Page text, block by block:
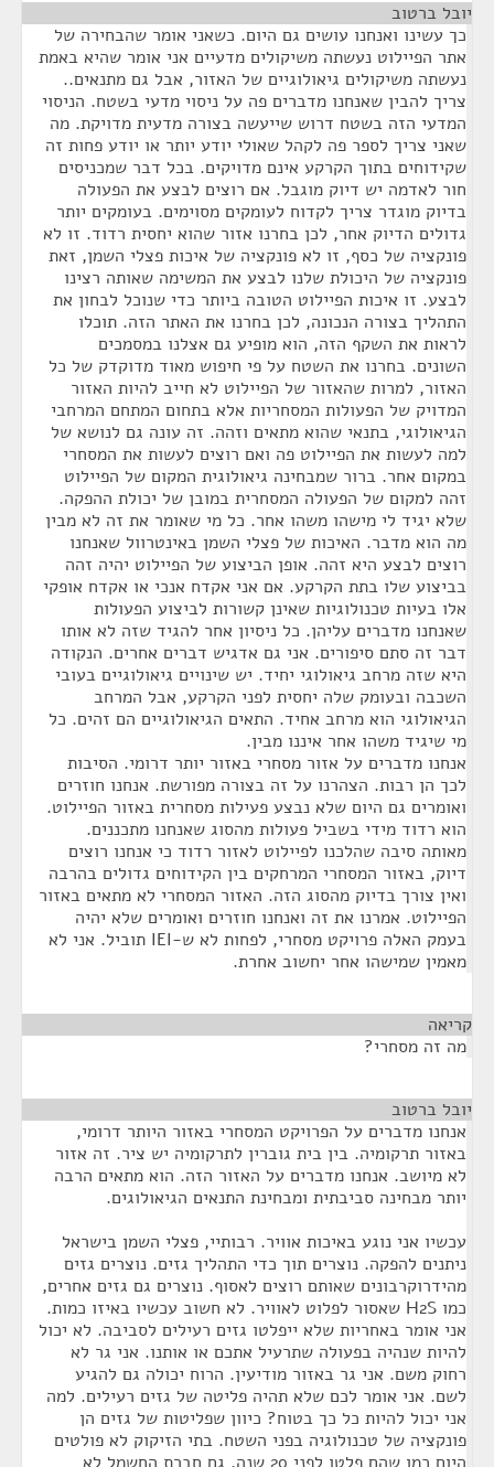
יובל ברטוב
כך עשינו ואנחנו עושים גם היום. כשאני אומר שהבחירה של
אתר הפיילוט נעשתה משיקולים מדעיים אני אומר שהיא באמת
נעשתה משיקולים גיאולוגיים של האזור, אבל גם מתנאים..
צריך להבין שאנחנו מדברים פה על ניסוי מדעי בשטח. הניסוי
המדעי הזה בשטח דרוש שייעשה בצורה מדעית מדויקת. מה
שאני צריך לספר פה לקהל שאולי יודע יותר או יודע פחות זה
שקידוחים בתוך הקרקע אינם מדויקים. בכל דבר שמכניסים
חור לאדמה יש דיוק מוגבל. אם רוצים לבצע את הפעולה
בדיוק מוגדר צריך לקדוח לעומקים מסוימים. בעומקים יותר
גדולים הדיוק אחר, לכן בחרנו אזור שהוא יחסית רדוד. זו לא
פונקציה של כסף, זו לא פונקציה של איכות פצלי השמן, זאת
פונקציה של היכולת שלנו לבצע את המשימה שאותה רצינו
לבצע. זו איכות הפיילוט הטובה ביותר כדי שנוכל לבחון את
התהליך בצורה הנכונה, לכן בחרנו את האתר הזה. תוכלו
לראות את השקף הזה, הוא מופיע גם אצלנו במסמכים
השונים. בחרנו את השטח על פי חיפוש מאוד מדוקדק של כל
האזור, למרות שהאזור של הפיילוט לא חייב להיות האזור
המדויק של הפעולות המסחריות אלא בתחום המתחם המרחבי
הגיאולוגי, בתנאי שהוא מתאים וזהה. זה עונה גם לנושא של
למה לעשות את הפיילוט פה ואם רוצים לעשות את המסחרי
במקום אחר. ברור שמבחינה גיאולוגית המקום של הפיילוט
זהה למקום של הפעולה המסחרית במובן של יכולת ההפקה.
שלא יגיד לי מישהו משהו אחר. כל מי שאומר את זה לא מבין
מה הוא מדבר. האיכות של פצלי השמן באינטרוול שאנחנו
רוצים לבצע היא זהה. אופן הביצוע של הפיילוט יהיה זהה
בביצוע שלו בתת הקרקע. אם אני אקדח אנכי או אקדח אופקי
אלו בעיות טכנולוגיות שאינן קשורות לביצוע הפעולות
שאנחנו מדברים עליהן. כל ניסיון אחר להגיד שזה לא אותו
דבר זה סתם סיפורים. אני גם אדגיש דברים אחרים. הנקודה
היא שזה מרחב גיאולוגי יחיד. יש שינויים גיאולוגיים בעובי
השכבה ובעומק שלה יחסית לפני הקרקע, אבל המרחב
הגיאולוגי הוא מרחב אחיד. התאים הגיאולוגיים הם זהים. כל
מי שיגיד משהו אחר איננו מבין.
אנחנו מדברים על אזור מסחרי באזור יותר דרומי. הסיבות
לכך הן רבות. הצהרנו על זה בצורה מפורשת. אנחנו חוזרים
ואומרים גם היום שלא נבצע פעילות מסחרית באזור הפיילוט.
הוא רדוד מידי בשביל פעולות מהסוג שאנחנו מתכננים.
מאותה סיבה שהלכנו לפיילוט לאזור רדוד כי אנחנו רוצים
דיוק, באזור המסחרי המרחקים בין הקידוחים גדולים בהרבה
ואין צורך בדיוק מהסוג הזה. האזור המסחרי לא מתאים באזור
הפיילוט. אמרנו את זה ואנחנו חוזרים ואומרים שלא יהיה
בעמק האלה פרויקט מסחרי, לפחות לא ש-IEI תוביל. אני לא
מאמין שמישהו אחר יחשוב אחרת.
קריאה
מה זה מסחרי?
יובל ברטוב
אנחנו מדברים על הפרויקט המסחרי באזור היותר דרומי,
באזור תרקומיה. בין בית גוברין לתרקומיה יש ציר. זה אזור
לא מיושב. אנחנו מדברים על האזור הזה. הוא מתאים הרבה
יותר מבחינה סביבתית ומבחינת התנאים הגיאולוגים.
עכשיו אני נוגע באיכות אוויר. רבותיי, פצלי השמן בישראל
ניתנים להפקה. נוצרים תוך כדי התהליך גזים. נוצרים גזים
מהידרוקרבונים שאותם רוצים לאסוף. נוצרים גם גזים אחרים,
כמו H2S שאסור לפלוט לאוויר. לא חשוב עכשיו באיזו כמות.
אני אומר באחריות שלא ייפלטו גזים רעילים לסביבה. לא יכול
להיות שנהיה בפעולה שתרעיל אתכם או אותנו. אני גר לא
רחוק משם. אני גר באזור מודיעין. הרוח יכולה גם להגיע
לשם. אני אומר לכם שלא תהיה פליטה של גזים רעילים. למה
אני יכול להיות כל כך בטוח? כיוון שפליטות של גזים הן
פונקציה של טכנולוגיה בפני השטח. בתי הזיקוק לא פולטים